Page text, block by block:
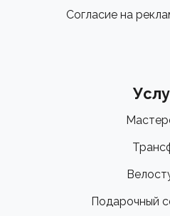
Согласие на
Подарочный